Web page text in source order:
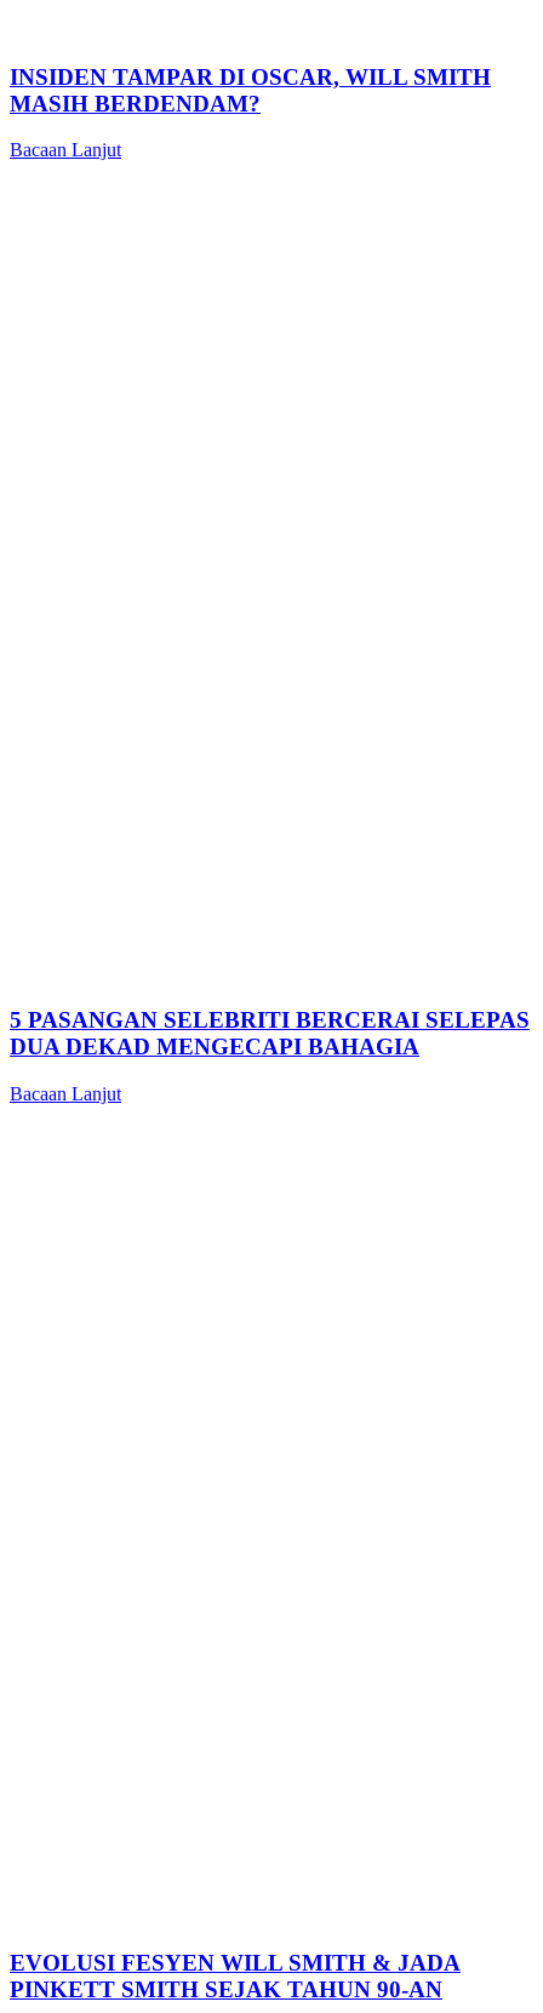
INSIDEN TAMPAR DI OSCAR, WILL SMITH
MASIH BERDENDAM?
Bacaan Lanjut
5 PASANGAN SELEBRITI BERCERAI SELEPAS
DUA DEKAD MENGECAPI BAHAGIA
Bacaan Lanjut
EVOLUSI FESYEN WILL SMITH & JADA
PINKETT SMITH SEJAK TAHUN 90-AN